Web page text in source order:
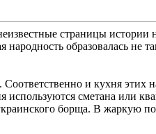
страницы
образовалась не
и кухня
сметана или
борща. В жаркую